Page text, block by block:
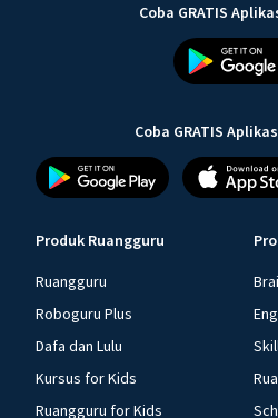
Coba GRATIS
Coba GRATIS
Produk Ruangguru
Ruangguru
Roboguru Plus
Dafa dan Lulu
Kursus for Kids
Ruangguru for Kids